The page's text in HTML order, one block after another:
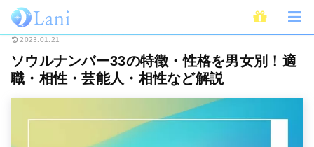
ホーム 占い ソウルナンバー33の特徴・性格を男女別
2023.01.21
ソウルナンバー33の特徴・性格を男女別！適
職・相性・芸能人・相性など解説